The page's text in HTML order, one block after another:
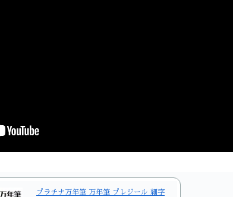
プラチナ万年筆 万年筆 プレジール 細字